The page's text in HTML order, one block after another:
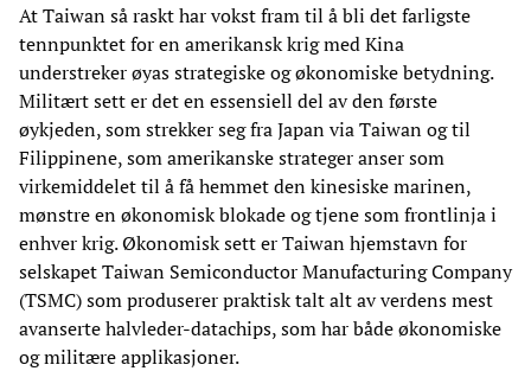
At Taiwan så raskt har vokst fram til å bli det farligste
tennpunktet for en amerikansk krig med Kina
understreker øyas strategiske og økonomiske betydning.
Militært sett er det en essensiell del av den første
øykjeden, som strekker seg fra Japan via Taiwan og til
Filippinene, som amerikanske strateger anser som
virkemiddelet til å få hemmet den kinesiske marinen,
mønstre en økonomisk blokade og tjene som frontlinja i
enhver krig. Økonomisk sett er Taiwan hjemstavn for
selskapet Taiwan Semiconductor Manufacturing Company
(TSMC) som produserer praktisk talt alt av verdens mest
avanserte halvleder-datachips, som har både økonomiske
og militære applikasjoner.